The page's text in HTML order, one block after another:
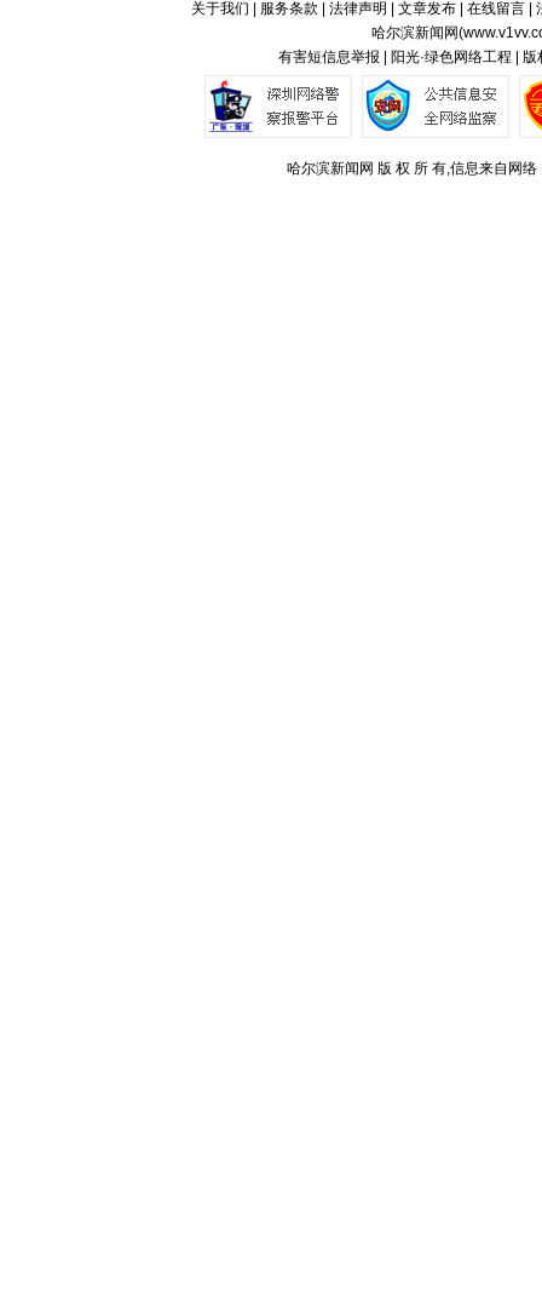
关于我们 服务条款 法律声明 文章发布| 在线留言|
哈尔滨新闻网(
有害短信息举报 | 阳光·绿色网络工程 |
哈尔滨新闻网 版 权 所 有,信息来自网